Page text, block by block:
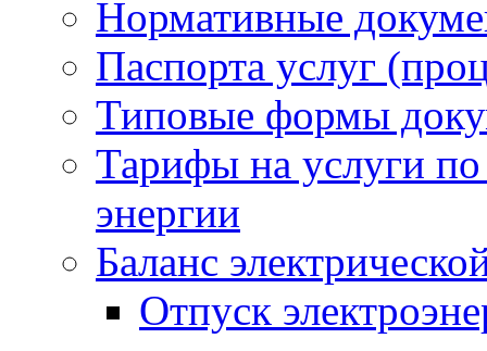
Нормативные
Паспорта услуг
Типовые формы
Тарифы на услуги по
энергии
Баланс
Отпуск